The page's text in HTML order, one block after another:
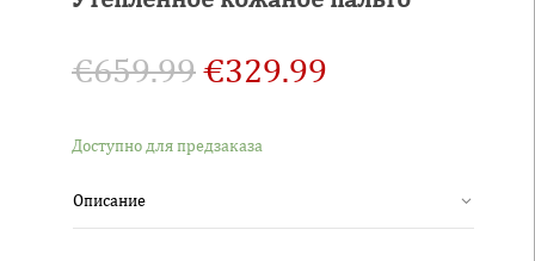
€659.99€329.99
Доступно для предзаказа
Описание